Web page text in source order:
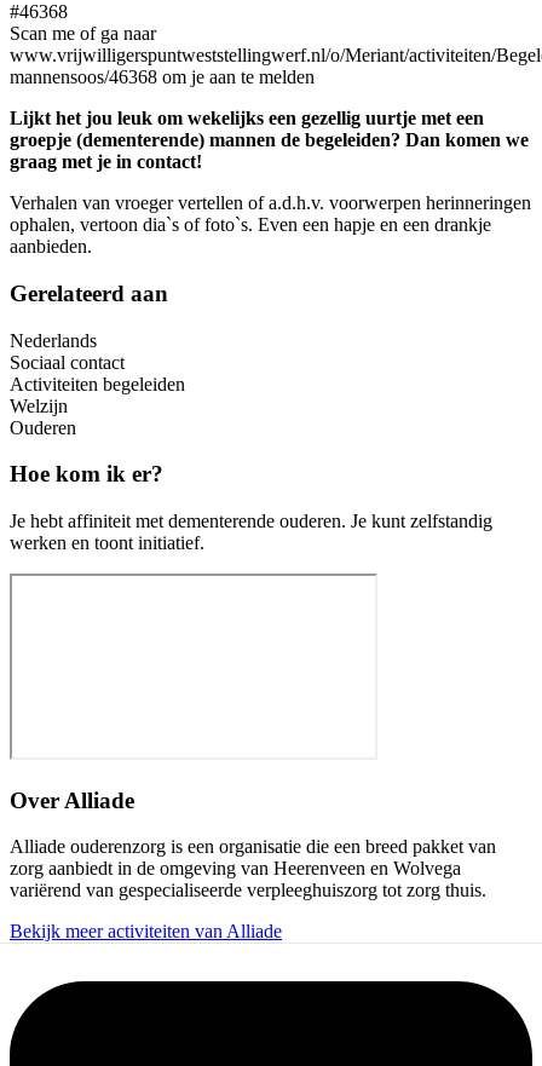
#46368
Scan me of ga naar
www.vrijwilligerspuntweststellingwerf.nl/o/Meriant/activiteiten/
mannensoos/46368 om je aan te melden
Lijkt het jou leuk om wekelijks een gezellig uurtje met een
groepje (dementerende) mannen de begeleiden? Dan komen we
graag met je in contact!
Verhalen van vroeger vertellen of a.d.h.v. voorwerpen herinneringen
ophalen, vertoon dia`s of foto`s. Even een hapje en een drankje
aanbieden.
Gerelateerd aan
Nederlands
Sociaal contact
Activiteiten begeleiden
Welzijn
Ouderen
Hoe kom ik er?
Je hebt affiniteit met dementerende ouderen. Je kunt zelfstandig
werken en toont initiatief.
Over Alliade
Alliade ouderenzorg is een organisatie die een breed pakket van
zorg aanbiedt in de omgeving van Heerenveen en Wolvega
variërend van gespecialiseerde verpleeghuiszorg tot zorg thuis.
Bekijk meer activiteiten van Alliade